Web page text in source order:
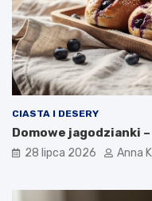
CIASTA I DESERY
Domowe jagodzianki
28 lipca 2026 Anna